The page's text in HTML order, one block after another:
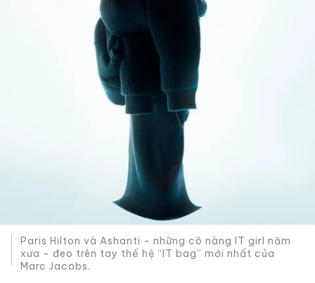
Paris Hilton và Ashanti - những cô nàng IT girl năm
xưa - đeo trên tay thế hệ “IT bag” mới nhất của
Marc Jacobs.